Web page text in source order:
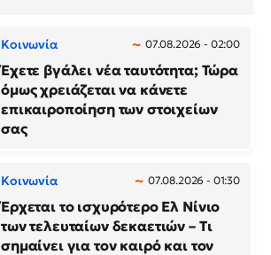
Κοινωνία 07.08.2026 - 02:00
Έχετε βγάλει νέα ταυτότητα; Τώρα
όμως χρειάζεται να κάνετε
επικαιροποίηση των στοιχείων
σας
Κοινωνία 07.08.2026 - 01:30
Έρχεται το ισχυρότερο Ελ Νίνιο
των τελευταίων δεκαετιών – Τι
σημαίνει για τον καιρό και τον